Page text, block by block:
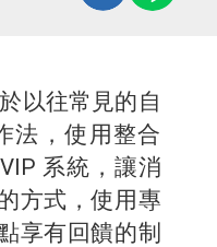
以往常見的自
法，使用整合
系統，讓消
方式，使用專
享有回饋的制